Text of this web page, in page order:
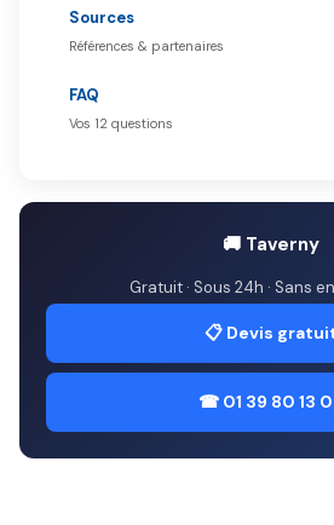
Sources
Références & partenaires
FAQ
Vos 12 questions
🚚 Taverny
Gratuit · Sous 24h · Sans
📋 Devis
☎ 01 39 80 13